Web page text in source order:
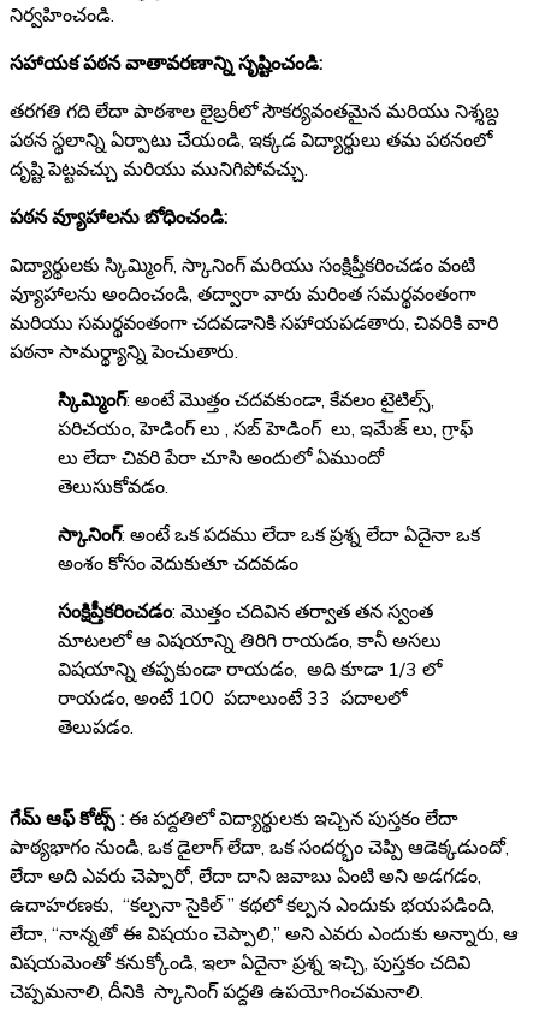
నిర్వహించండి.
సహాయక పఠన వాతావరణాన్ని సృష్టించండి:
తరగతి గది లేదా పాఠశాల లైబ్రరీలో సౌకర్యవంతమైన మరియు నిశ్శబ్ద
పఠన స్థలాన్ని ఏర్పాటు చేయండి, ఇక్కడ విద్యార్థులు తమ పఠనంలో
దృష్టి పెట్టవచ్చు మరియు మునిగిపోవచ్చు.
పఠన వ్యూహాలను బోధించండి:
విద్యార్థులకు స్కిమ్మింగ్, స్కానింగ్ మరియు సంక్షిప్తీకరించడం వంటి
వ్యూహాలను అందించండి, తద్వారా వారు మరింత సమర్థవంతంగా
మరియు సమర్థవంతంగా చదవడానికి సహాయపడతారు, చివరికి వారి
పఠనా సామర్థ్యాన్ని పెంచుతారు.
స్కిమ్మింగ్: అంటే మొత్తం చదవకుండా, కేవలం టైటిల్స్,
పరిచయం, హెడింగ్ లు , సబ్ హెడింగ్ లు, ఇమేజ్ లు, గ్రాఫ్
లు లేదా చివరి పేరా చూసి అందులో ఏముందో
తెలుసుకోవడం.
స్కానింగ్: అంటే ఒక పదము లేదా ఒక ప్రశ్న లేదా ఏదైనా ఒక
అంశం కోసం వెదుకుతూ చదవడం
సంక్షిప్తీకరించడం: మొత్తం చదివిన తర్వాత తన స్వంత
మాటలలో ఆ విషయాన్ని తిరిగి రాయడం, కానీ అసలు
విషయాన్ని తప్పకుండా రాయడం, అది కూడా 1/3 లో
రాయడం, అంటే 100 పదాలుంటే 33 పదాలలో
తెలుపడం.
గేమ్ ఆఫ్ కోట్స్ : ఈ పద్దతిలో విద్యార్థులకు ఇచ్చిన పుస్తకం లేదా
పాఠ్యభాగం నుండి, ఒక డైలాగ్ లేదా, ఒక సందర్భం చెప్పి ఆడెక్కడుందో,
లేదా అది ఎవరు చెప్పారో, లేదా దాని జవాబు ఏంటి అని అడగడం,
ఉదాహరణకు, “కల్పనా సైకిల్ ” కథలో కల్పన ఎందుకు భయపడింది,
లేదా, “నాన్నతో ఈ విషయం చెప్పాలి,” అని ఎవరు ఎందుకు అన్నారు, ఆ
విషయమెంతో కనుక్కోండి, ఇలా ఏదైనా ప్రశ్న ఇచ్చి, పుస్తకం చదివి
చెప్పమనాలి, దీనికి స్కానింగ్ పద్దతి ఉపయోగించమనాలి.